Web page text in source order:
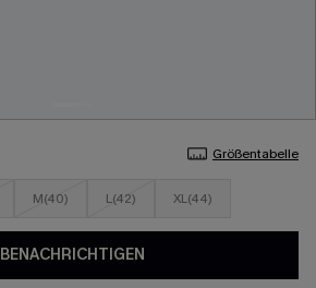
Größentabelle
M(40) L(42) XL(44)
BENACHRICHTIGEN